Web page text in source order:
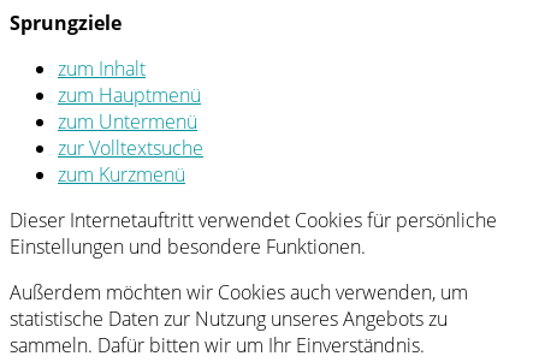
Sprungziele
zum Inhalt
zum Hauptmenü
zum Untermenü
zur Volltextsuche
zum Kurzmenü
Dieser Internetauftritt verwendet Cookies für persönliche
Einstellungen und besondere Funktionen.
Außerdem möchten wir Cookies auch verwenden, um
statistische Daten zur Nutzung unseres Angebots zu
sammeln. Dafür bitten wir um Ihr Einverständnis.